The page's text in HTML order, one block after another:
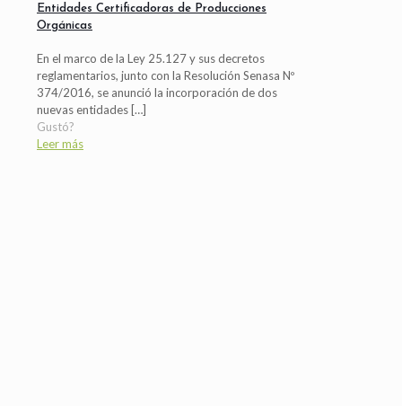
Entidades Certificadoras de Producciones
Orgánicas
En el marco de la Ley 25.127 y sus decretos
reglamentarios, junto con la Resolución Senasa Nº
374/2016, se anunció la incorporación de dos
nuevas entidades[…]
Gustó?
Leer más